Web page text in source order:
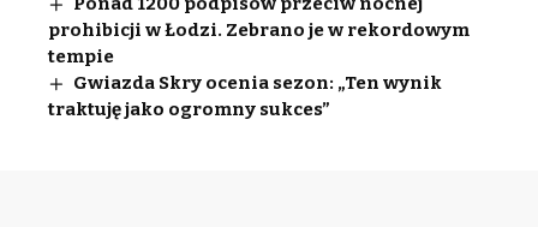
prohibicji w Łodzi. Zebrano je w rekordowym
tempie
Gwiazda Skry ocenia sezon: „Ten wynik
traktuję jako ogromny sukces”